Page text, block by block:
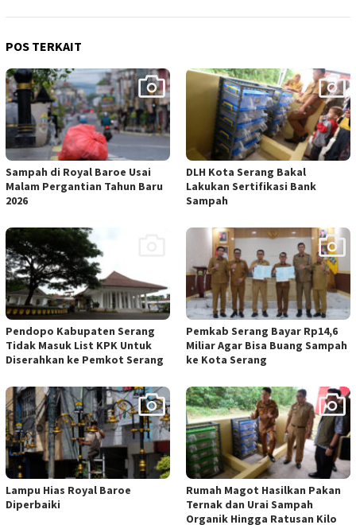
POS TERKAIT
Sampah di Royal Baroe Usai
Malam Pergantian Tahun Baru
2026
DLH Kota Serang Bakal
Lakukan Sertifikasi Bank
Sampah
Pendopo Kabupaten Serang
Tidak Masuk List KPK Untuk
Diserahkan ke Pemkot Serang
Pemkab Serang Bayar Rp14,6
Miliar Agar Bisa Buang Sampah
ke Kota Serang
Lampu Hias Royal Baroe
Diperbaiki
Rumah Magot Hasilkan Pakan
Ternak dan Urai Sampah
Organik Hingga Ratusan Kilo